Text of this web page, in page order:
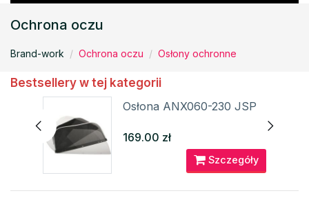
Ochrona oczu
Brand-work Ochrona oczu Osłony ochronne
Bestsellery w tej kategorii
Osłona ANX060-230 JSP
169.00 zł
Szczegóły